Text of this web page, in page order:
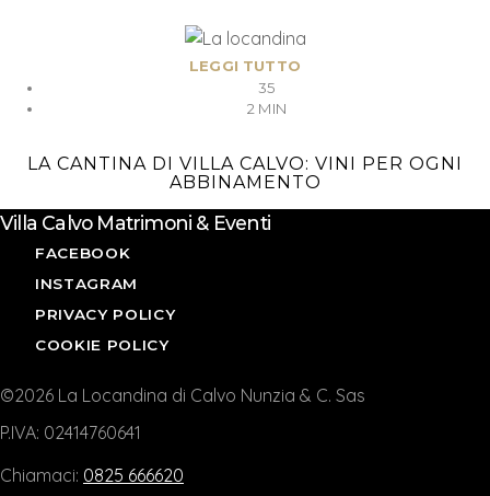
LEGGI TUTTO
35
2 MIN
LA CANTINA DI VILLA CALVO: VINI PER OGNI
ABBINAMENTO
Villa Calvo Matrimoni & Eventi
FACEBOOK
INSTAGRAM
PRIVACY POLICY
COOKIE POLICY
©2026 La Locandina di Calvo Nunzia & C. Sas
P.IVA: 02414760641
Chiamaci: 0825 666620